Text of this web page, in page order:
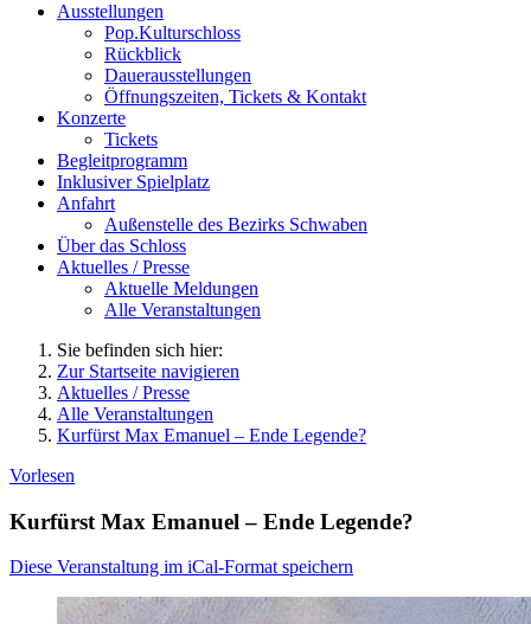
Ausstellungen
Pop.Kulturschloss
Rückblick
Dauerausstellungen
Öffnungszeiten, Tickets & Kontakt
Konzerte
Tickets
Begleitprogramm
Inklusiver Spielplatz
Anfahrt
Außenstelle des Bezirks Schwaben
Über das Schloss
Aktuelles / Presse
Aktuelle Meldungen
Alle Veranstaltungen
Sie befinden sich hier:
Zur Startseite navigieren
Aktuelles / Presse
Alle Veranstaltungen
Kurfürst Max Emanuel – Ende Legende?
Vorlesen
Kurfürst Max Emanuel – Ende Legende?
Diese Veranstaltung im iCal-Format speichern